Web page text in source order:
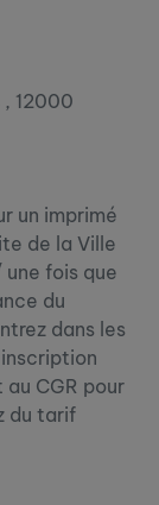
, 12000
un imprimé
de la Ville
fois que
du
dans les
CGR pour
du tarif